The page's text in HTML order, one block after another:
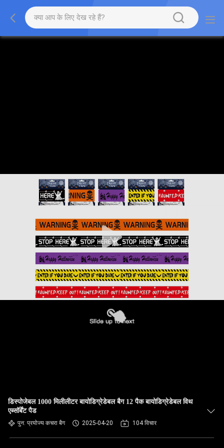
डिस्पोजेबल 1000 मिलीलीटर बायोडिग्रेडेबल बैग 12 पैक बायोडिग्रेडेबल विथ
एब्सॉर्बेंट पैड
पुन: प्रयोज्य कचरा बैग 2025-04-20 104 विचार